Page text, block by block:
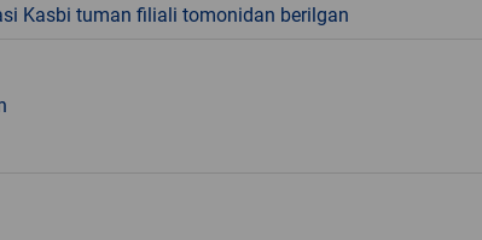
Kasbi tuman filiali tomonidan berilgan